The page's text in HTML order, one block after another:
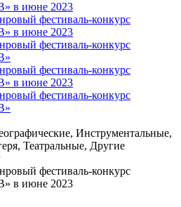
фестиваль-конкурс
в июне 2023
фестиваль-конкурс
фестиваль-конкурс
в июне 2023
фестиваль-конкурс
, Инструментальные,
, Театральные, Другие
фестиваль-конкурс
в июне 2023